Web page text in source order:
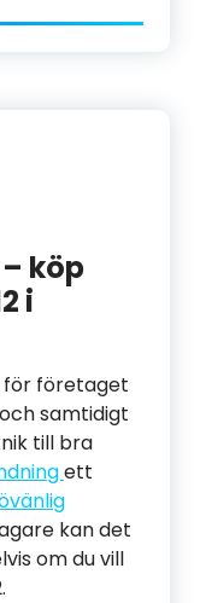
köp
i
för företaget
samtidigt
till bra
ett
kan det
om du vill